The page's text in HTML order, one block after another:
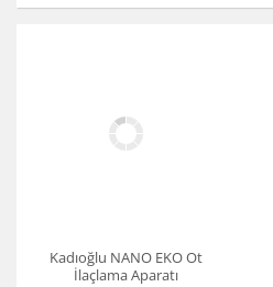
Kadıoğlu NANO EKO Ot
İlaçlama Aparatı